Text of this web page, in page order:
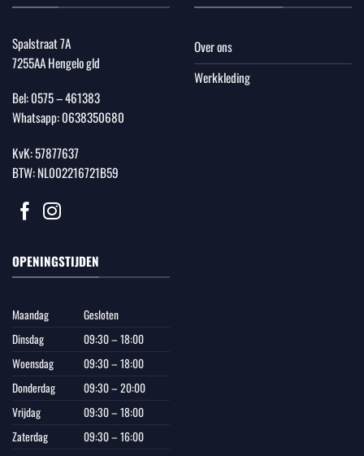
Spalstraat 7A
7255AA Hengelo gld
Bel:0575 – 461383
Whatsapp:0638350680
KvK: 57877637
BTW: NL002216721B59
Over ons
Werkkleding
OPENINGSTIJDEN
Maandag
Gesloten
Dinsdag
09:30 – 18:00
Woensdag
09:30 – 18:00
Donderdag
09:30 – 20:00
Vrijdag
09:30 – 18:00
Zaterdag
09:30 – 16:00